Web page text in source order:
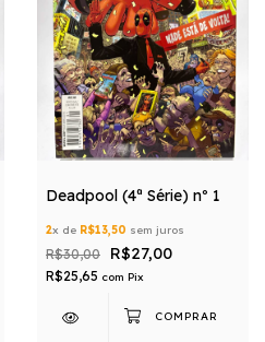
Deadpool (4ª Série) nº 1
2x de R$13,50 sem juros
R$30,00 R$27,00
R$25,65 com Pix